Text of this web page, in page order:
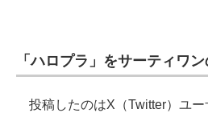
企業向けIT製品の総合サイト
「ハロプラ」をサーティワ
投稿したのはX（Twitter）ユー